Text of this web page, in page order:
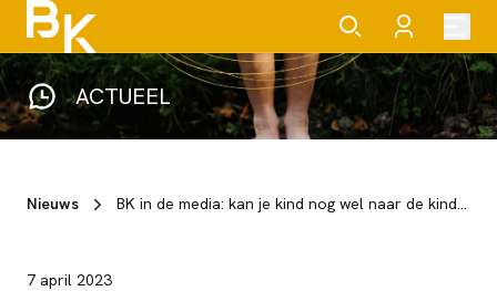
ACTUEEL
Nieuws BK in de media: kan je kind nog wel naar de kinderopvang?
7 april 2023